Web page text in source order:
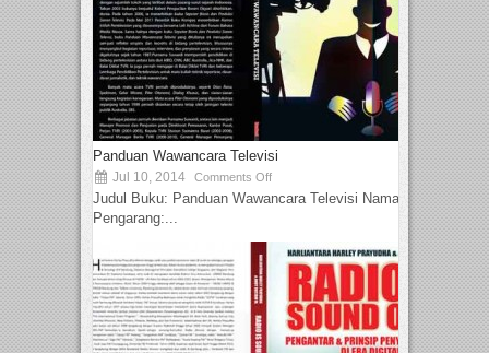
Panduan Wawancara Televisi
Jul 10, 2014 Comments Off
Judul Buku: Panduan Wawancara Televisi Nama
Pengarang:...